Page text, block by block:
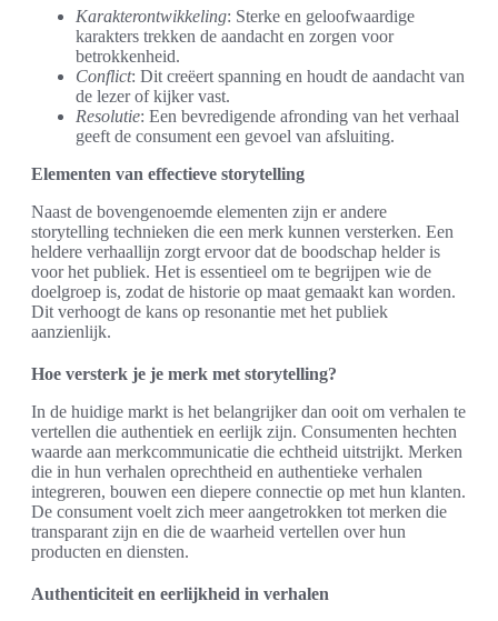
Karakterontwikkeling: Sterke en geloofwaardige
karakters trekken de aandacht en zorgen voor
betrokkenheid.
Conflict: Dit creëert spanning en houdt de aandacht van
de lezer of kijker vast.
Resolutie: Een bevredigende afronding van het verhaal
geeft de consument een gevoel van afsluiting.
Elementen van effectieve storytelling
Naast de bovengenoemde elementen zijn er andere
storytelling technieken die een merk kunnen versterken. Een
heldere verhaallijn zorgt ervoor dat de boodschap helder is
voor het publiek. Het is essentieel om te begrijpen wie de
doelgroep is, zodat de historie op maat gemaakt kan worden.
Dit verhoogt de kans op resonantie met het publiek
aanzienlijk.
Hoe versterk je je merk met storytelling?
In de huidige markt is het belangrijker dan ooit om verhalen te
vertellen die authentiek en eerlijk zijn. Consumenten hechten
waarde aan merkcommunicatie die echtheid uitstrijkt. Merken
die in hun verhalen oprechtheid en authentieke verhalen
integreren, bouwen een diepere connectie op met hun klanten.
De consument voelt zich meer aangetrokken tot merken die
transparant zijn en die de waarheid vertellen over hun
producten en diensten.
Authenticiteit en eerlijkheid in verhalen